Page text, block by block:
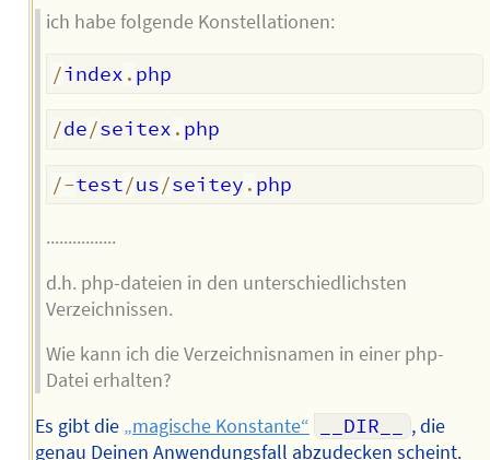
ich habe folgende Konstellationen:
/index .
/de/seitex .
/-test/us/seitey .
................
d.h. php-dateien in den unterschiedlichsten
Verzeichnissen.
Wie kann ich die Verzeichnisnamen in einer php-
Datei erhalten?
Es gibt die „magische Konstante“ __DIR__
, die
genau Deinen Anwendungsfall abzudecken scheint.